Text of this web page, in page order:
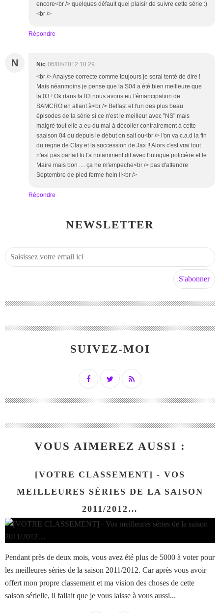
encore<br /> quelques défault quel plaisir de suivre cette série :)
<br />
Répondre
N Nic 06/08/2012 18:29
<br /> Analyse correcte comme toujours je serai tenté de dire !
Mais néanmoins je pense que la S04 a été bien meilleure que
la 03 ! Ok dans la 03 nous avons eu l'émancipation de
SAMCRO en allant à<br /> Belfast et l'un des plus beau
épisodes de la série si ce n'est le meilleur avec "NS" mais
malgré tout elle a eu du mal à décoller contrairement à cette
saaison 04 ou depuis le début on sait ou<br /> l'on va c.a.d la fin
du regne de Clay et la succession de Jax !! Alors c'est vrai tout
n'est pas parfait tu l'a notamment dit avec l'intrigue policière et le
Maire mais bon .... ça ne m'empeche<br /> pas d'attendre
Septembre de pied ferme hein !!<br />
Répondre
NEWSLETTER
SUIVEZ-MOI
VOUS AIMEREZ AUSSI :
[VOTRE CLASSEMENT] - VOS
MEILLEURES SÉRIES DE LA SAISON
2011/2012…
Pendant près de deux mois, vous avez été plus de 5000 à voter pour
les meilleures séries de la saison 2011/2012. Car après vous avoir
offert mon propre classement et ma vision des choses de cette
saison sérielle, il fallait que je vous laisse à vous aussi...